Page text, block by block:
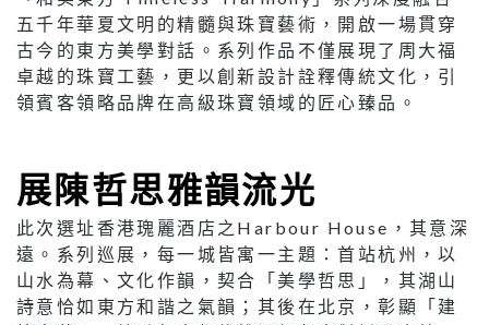
五千年華夏文明的精髓與珠寶藝術，開啟一場貫穿
古今的東方美學對話。系列作品不僅展現了周大福
卓越的珠寶工藝，更以創新設計詮釋傳統文化，引
領賓客領略品牌在高級珠寶領域的匠心臻品。
展陳哲思雅韻流光
此次選址香港瑰麗酒店之Harbour House，其意深
遠。系列巡展，每一城皆寓一主題：首站杭州，以
山水為幕、文化作韻，契合「美學哲思」，其湖山
詩意恰如東方和諧之氣韻；其後在北京，彰顯「建